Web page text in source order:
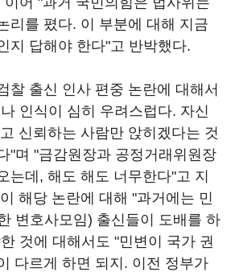
리를 폈다. 이 부분에 대해 지금
지 답해야 한다"고 반박했다.
찰 출신 인사 편중 논란에 대해서
인식이 심히 우려스럽다. 자신
신뢰하는 사람만 앉히겠다는 것
"며 "금감원장과 공정거래위원장
는데, 해도 해도 너무한다"고 지
해당 논란에 대해 "과거에는 민
변호사모임) 출신들이 도배를 하
것에 대해서도 "민변이 국가 권
다르게 하면 되지. 이전 정부가